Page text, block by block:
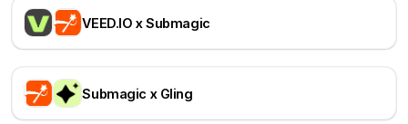
VEED.IO x Submagic
Submagic x Gling